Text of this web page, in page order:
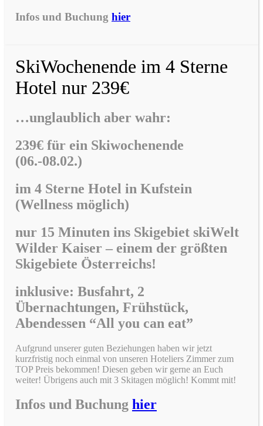
Infos und Buchung hier
SkiWochenende im 4 Sterne
Hotel nur 239€
…unglaublich aber wahr:
239€ für ein Skiwochenende
(06.-08.02.)
im 4 Sterne Hotel in Kufstein
(Wellness möglich)
nur 15 Minuten ins Skigebiet skiWelt
Wilder Kaiser – einem der größten
Skigebiete Österreichs!
inklusive: Busfahrt, 2
Übernachtungen, Frühstück,
Abendessen “All you can eat”
Aufgrund unserer guten Beziehungen haben wir jetzt
kurzfristig noch einmal von unseren Hoteliers Zimmer zum
TOP Preis bekommen! Diesen geben wir gerne an Euch
weiter! Übrigens auch mit 3 Skitagen möglich! Kommt mit!
Infos und Buchung hier